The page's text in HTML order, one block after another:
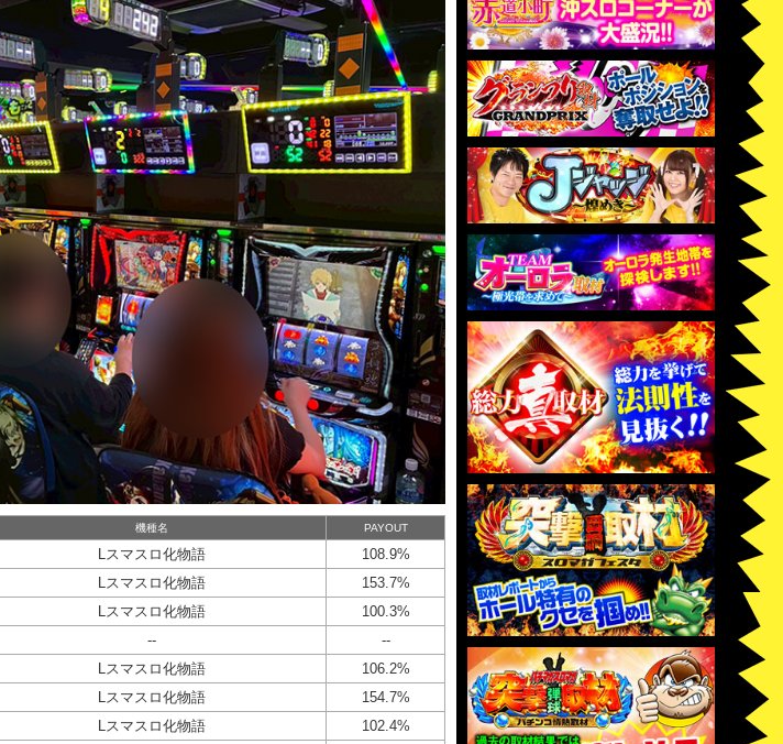
機種名 PAYOUT
Lスマスロ化物語
108.9%
Lスマスロ化物語
153.7%
Lスマスロ化物語
100.3%
--
--
Lスマスロ化物語
106.2%
Lスマスロ化物語
154.7%
Lスマスロ化物語
102.4%